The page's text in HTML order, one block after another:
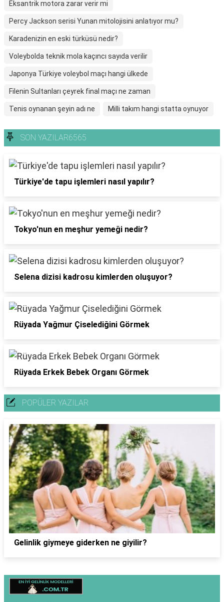
Eksantrik motora zarar verir mi
Percy Jackson serisi Yunan mitolojisini anlatıyor mu?
Karadenizin en eski türküsü nedir?
Voleybolda teknik mola kaçıncı sayıda verilir
Japonya Türkiye voleybol maçı hangi ülkede
Filenin Sultanları çeyrek final maçı ne zaman
Tenis oynanan şeyin adı ne Milli takım hangi statta oynuyor
SON YAZILAR6565
Türkiye'de tapu işlemleri nasıl yapılır?
Tokyo'nun en meşhur yemeği nedir?
Selena dizisi kadrosu kimlerden oluşuyor?
Rüyada Yağmur Çiselediğini Görmek
Rüyada Erkek Bebek Organı Görmek
POPÜLER YAZILAR
Gelinlik giymeye giderken ne giyilir?